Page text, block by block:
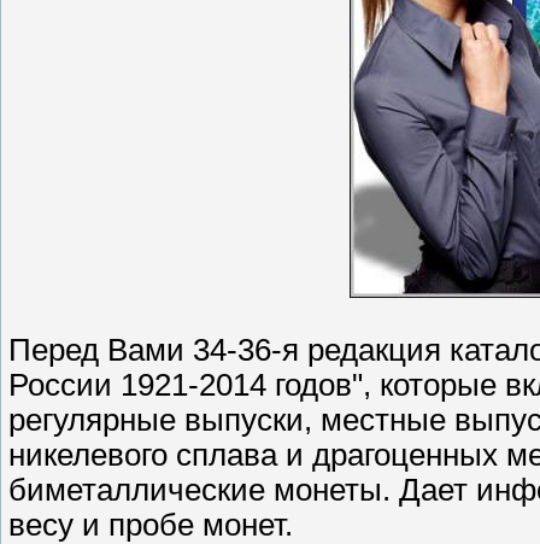
Перед Вами 34-36-я редакция
России 1921-2014 годов", которые
регулярные выпуски, местные
никелевого сплава и драгоценных
биметаллические монеты. Дает
весу и пробе монет.